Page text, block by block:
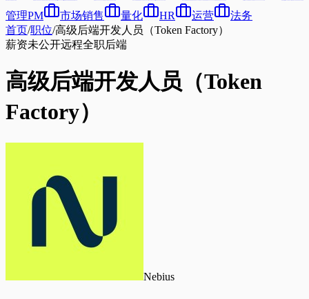
管理PM
市场销售 量化 HR 运营
法务
首页/职位/高级后端开发人员（Token Factory）
薪资未公开远程全职后端
高级后端开发人员（Token
Factory）
Nebius